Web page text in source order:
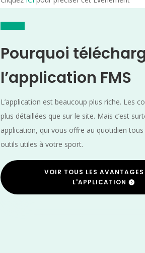
Pourquoi
l’application FMS
L’application est beaucoup plus riche. Les
plus détaillées que sur le site. Mais c’est
application, qui vous offre au quotidien
outils utiles à votre sport.
VOIR TOUS LES AVANTAGES
L'APPLICATION